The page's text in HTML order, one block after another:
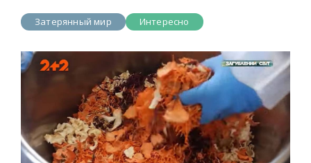
Затерянный мир Интересно